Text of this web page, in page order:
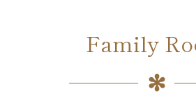
Family